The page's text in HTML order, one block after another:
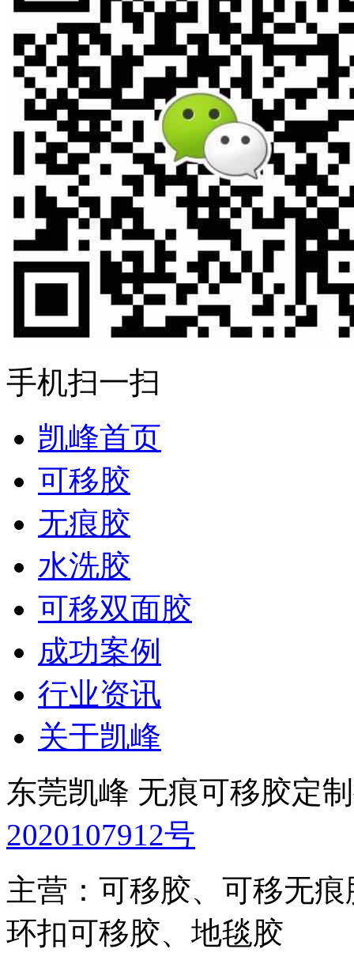
手机扫一扫
凯峰首页
可移胶
无痕胶
水洗胶
可移双面胶
成功案例
行业资讯
关于凯峰
东莞凯峰 无痕可移胶定
2020107912号
主营：可移胶、可移无
环扣可移胶、地毯胶